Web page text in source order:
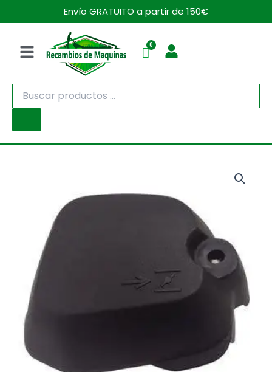
al
Envío GRATUITO a partir de 150€
Menú
productos